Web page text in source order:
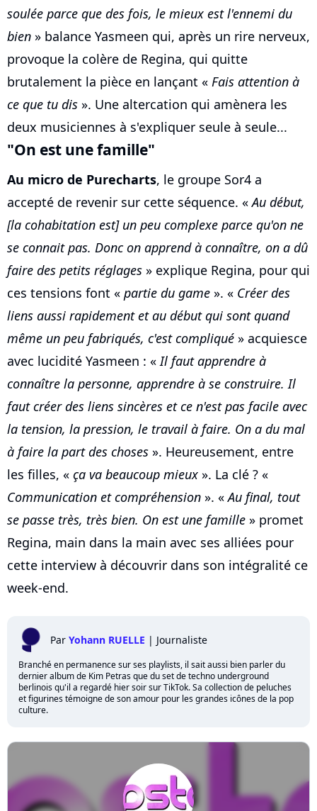
soulée parce que des fois, le mieux est l'ennemi du
bien » balance Yasmeen qui, après un rire nerveux,
provoque la colère de Regina, qui quitte
brutalement la pièce en lançant « Fais attention à
ce que tu dis ». Une altercation qui amènera les
deux musiciennes à s'expliquer seule à seule...
"On est une famille"
Au micro de Purecharts, le groupe Sor4 a
accepté de revenir sur cette séquence. «Au début,
[la cohabitation est] un peu complexe parce qu'on ne
se connait pas. Donc on apprend à connaître, on a dû
faire des petits réglages » explique Regina, pour qui
ces tensions font « partie du game ». « Créer des
liens aussi rapidement et au début qui sont quand
même un peu fabriqués, c'est compliqué » acquiesce
avec lucidité Yasmeen : «Il faut apprendre à
connaître la personne, apprendre à se construire. Il
faut créer des liens sincères et ce n'est pas facile avec
la tension, la pression, le travail à faire. On a du mal
à faire la part des choses ». Heureusement, entre
les filles, « ça va beaucoup mieux ». La clé ? «
Communication et compréhension ». «Au final, tout
se passe très, très bien. On est une famille » promet
Regina, main dans la main avec ses alliées pour
cette interview à découvrir dans son intégralité ce
week-end.
Par Yohann RUELLE | Journaliste
Branché en permanence sur ses playlists, il sait aussi bien parler du
dernier album de Kim Petras que du set de techno underground
berlinois qu'il a regardé hier soir sur TikTok. Sa collection de peluches
et figurines témoigne de son amour pour les grandes icônes de la pop
culture.